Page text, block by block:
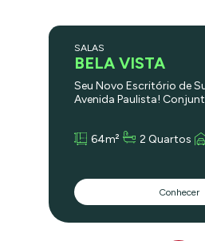
SALAS
BELA VISTA
Seu Novo Escritório de
Avenida Paulista!
Imagine sua empresa no
Grande Avenida oferece
comercial de 114m² com
precisa para o seu
Localização estratégica:
64m² 2 Quartos
Conhecer